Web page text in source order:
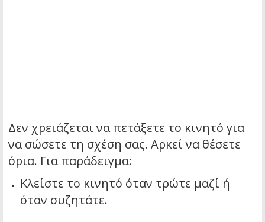
Δεν χρειάζεται να πετάξετε το κινητό για
να σώσετε τη σχέση σας. Αρκεί να θέσετε
όρια. Για παράδειγμα:
Κλείστε το κινητό όταν τρώτε μαζί ή
όταν συζητάτε.